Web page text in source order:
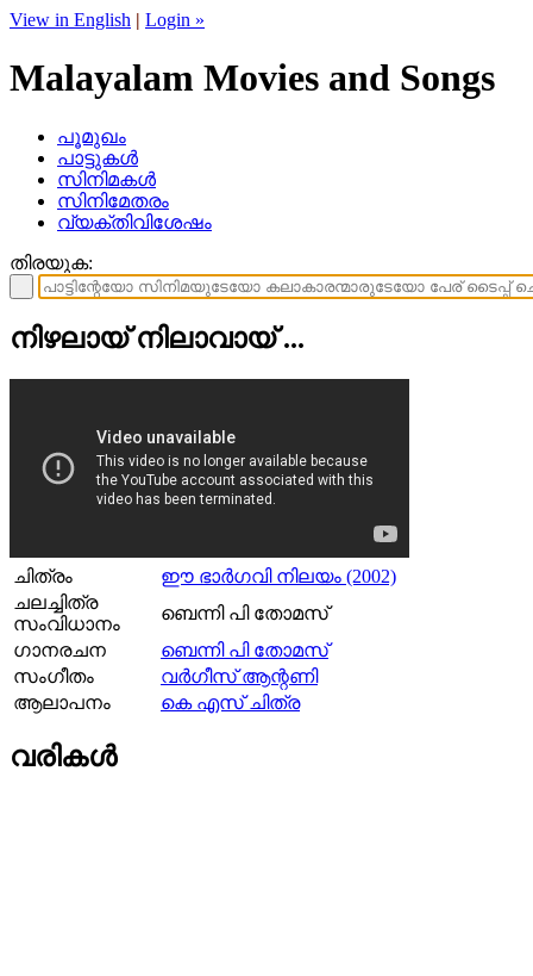
View in English | Login »
Malayalam Movies and Songs
പൂമുഖം
പാട്ടുകള്‍
സിനിമകള്‍
സിനിമേതരം
വ്യക്തിവിശേഷം
തിരയുക:
നിഴലായ്‌ നിലാവായ്‌ ...
ചിത്രം
ഈ ഭാര്‍ഗവി നിലയം (2002)
ചലച്ചിത്ര
സംവിധാനം
ബെന്നി പി തോമസ്
ഗാനരചന
ബെന്നി പി തോമസ്
സംഗീതം
വര്‍ഗീസ്‌ ആന്റണി
ആലാപനം
കെ എസ്‌ ചിത്ര
വരികള്‍